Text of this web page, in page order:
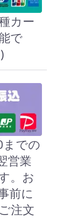
カー
で
での
営業
。お
前に
注文